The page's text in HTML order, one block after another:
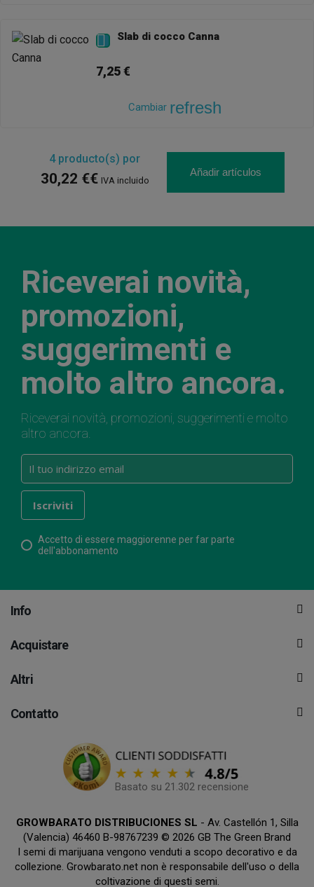
 Slab di cocco Canna
7,25 €
Cambiar refresh
4producto(s) por
30,22 €€ IVA incluido
Añadir artículos
Riceverai novità,
promozioni,
suggerimenti e
molto altro ancora.
Riceverai novità, promozioni, suggerimenti e molto
altro ancora.
Accetto di essere maggiorenne per far parte
dell'abbonamento
Info
Acquistare
Altri
Contatto
Basato su 21.302 recensione
GROWBARATO DISTRIBUCIONES SL - Av. Castellón 1, Silla
(Valencia) 46460 B-98767239 © 2026 GB The Green Brand
I semi di marijuana vengono venduti a scopo decorativo e da
collezione. Growbarato.net non è responsabile dell'uso o della
coltivazione di questi semi.